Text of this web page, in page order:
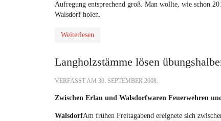
Aufregung entsprechend groß. Man wollte, wie schon
Walsdorf holen.
Weiterlesen
Langholzstämme lösen
VERFASST AM 30. SEPTEMBER 2008.
Zwischen Erlau und Walsdorfwaren Feuerwehren
WalsdorfAm frühen Freitagabend ereignete sich